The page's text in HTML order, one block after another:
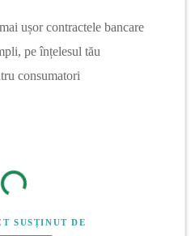
ușor contractele bancare
pe înțelesul tău
consumatori
SUSȚINUT DE